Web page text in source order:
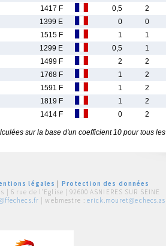
1417 F 0,5 2
1399 E 0 0
1515 F 1 1
1299 E 0,5 1
1499 F 2 2
1768 F 1 2
1591 F 1 2
1819 F 1 2
1414 F 0 2
sur la base d'un coefficient 10 pour tous
légales
Protection des données
| 6 rue de l'Eglise | 92600 ASNIERES SUR SEINE
| webmestre :